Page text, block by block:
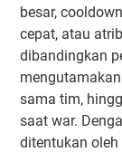
besar,
cepat, atau
dibandingkan
sama tim,
saat war.
ditentukan